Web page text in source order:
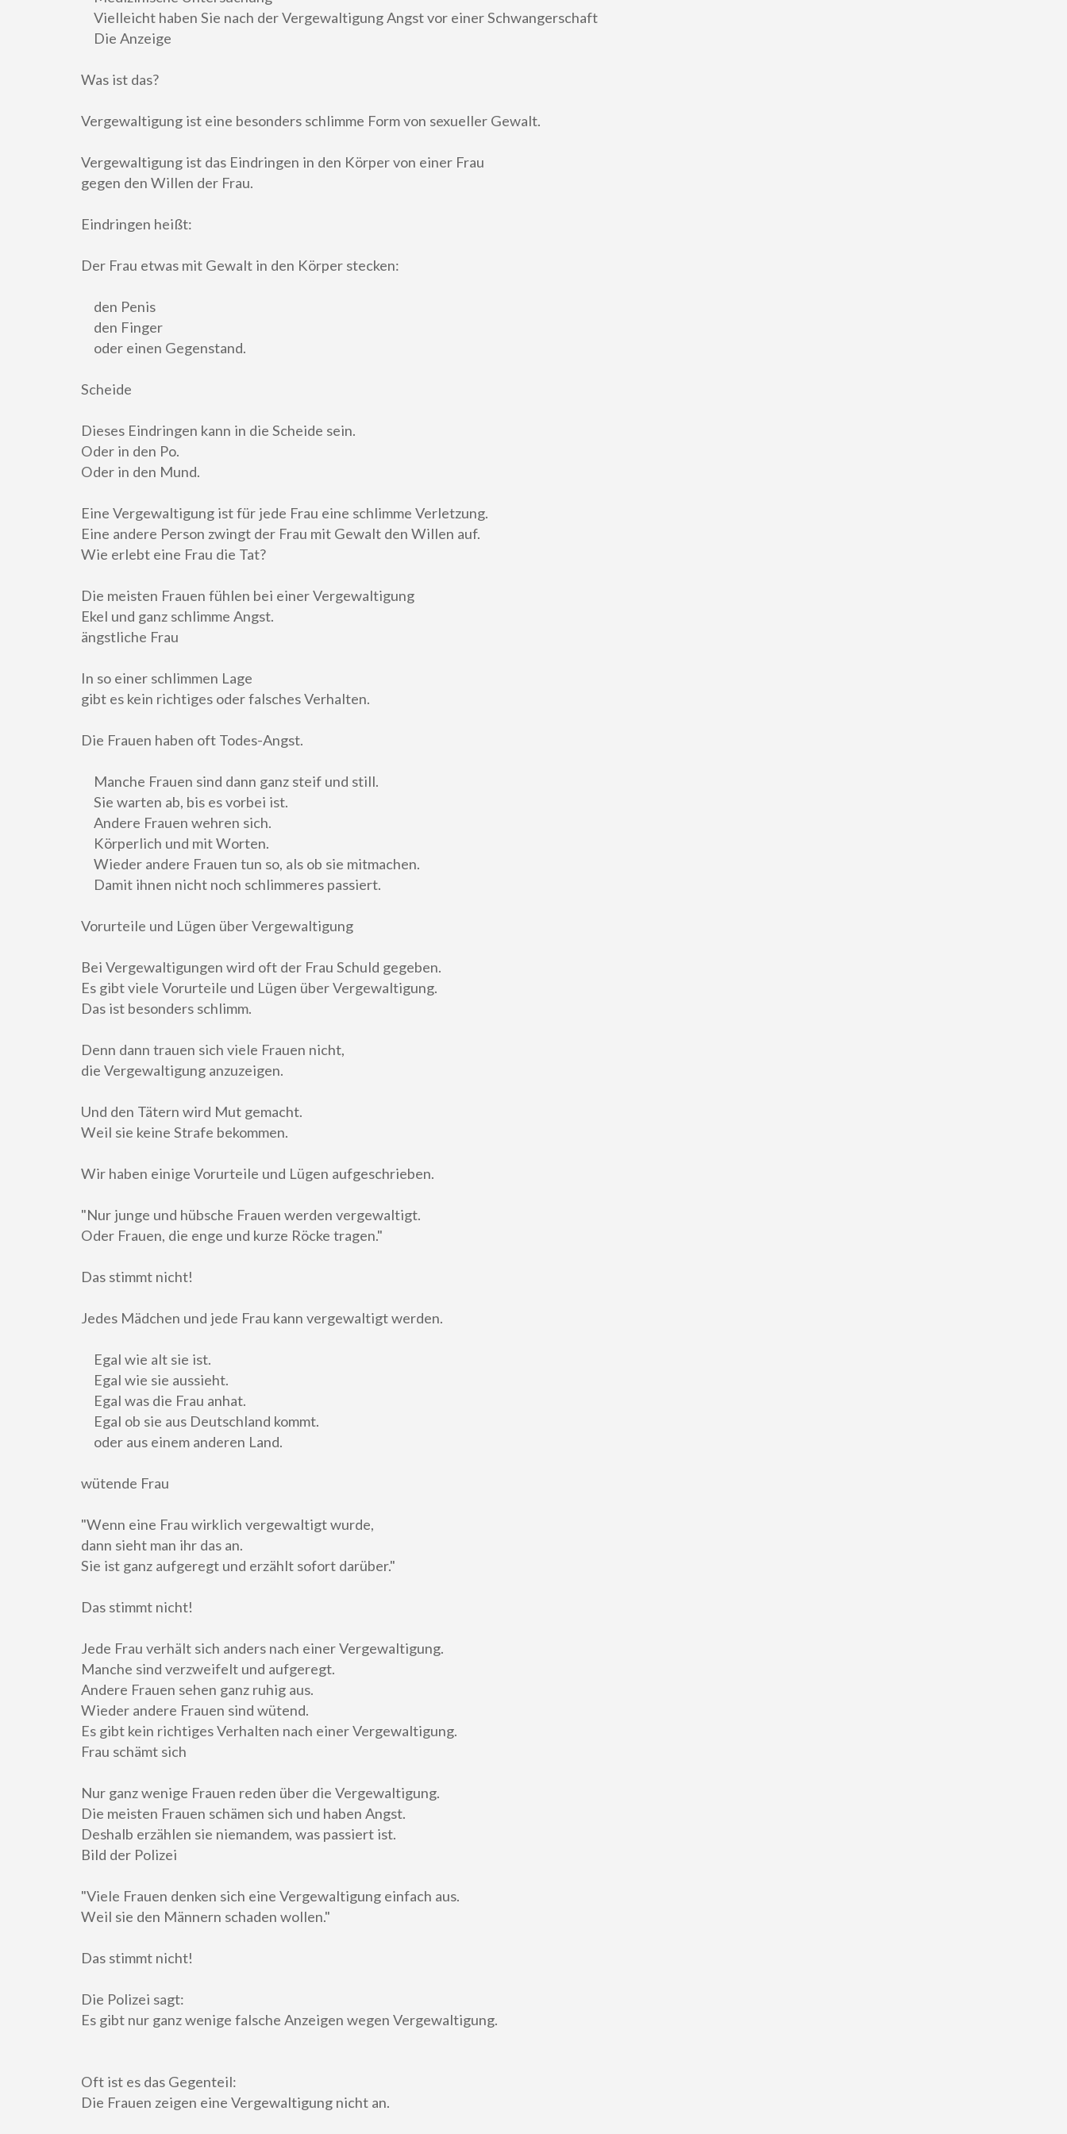
Vielleicht haben Sie nach der Vergewaltigung Angst vor einer Schwangerschaft
Die Anzeige
Was ist das?
Vergewaltigung ist eine besonders schlimme Form von sexueller Gewalt.
Vergewaltigung ist das Eindringen in den Körper von einer Frau
gegen den Willen der Frau.
Eindringen heißt:
Der Frau etwas mit Gewalt in den Körper stecken:
den Penis
den Finger
oder einen Gegenstand.
Scheide
Dieses Eindringen kann in die Scheide sein.
Oder in den Po.
Oder in den Mund.
Eine Vergewaltigung ist für jede Frau eine schlimme Verletzung.
Eine andere Person zwingt der Frau mit Gewalt den Willen auf.
Wie erlebt eine Frau die Tat?
Die meisten Frauen fühlen bei einer Vergewaltigung
Ekel und ganz schlimme Angst.
ängstliche Frau
In so einer schlimmen Lage
gibt es kein richtiges oder falsches Verhalten.
Die Frauen haben oft Todes-Angst.
Manche Frauen sind dann ganz steif und still.
Sie warten ab, bis es vorbei ist.
Andere Frauen wehren sich.
Körperlich und mit Worten.
Wieder andere Frauen tun so, als ob sie mitmachen.
Damit ihnen nicht noch schlimmeres passiert.
Vorurteile und Lügen über Vergewaltigung
Bei Vergewaltigungen wird oft der Frau Schuld gegeben.
Es gibt viele Vorurteile und Lügen über Vergewaltigung.
Das ist besonders schlimm.
Denn dann trauen sich viele Frauen nicht,
die Vergewaltigung anzuzeigen.
Und den Tätern wird Mut gemacht.
Weil sie keine Strafe bekommen.
Wir haben einige Vorurteile und Lügen aufgeschrieben.
"Nur junge und hübsche Frauen werden vergewaltigt.
Oder Frauen, die enge und kurze Röcke tragen."
Das stimmt nicht!
Jedes Mädchen und jede Frau kann vergewaltigt werden.
Egal wie alt sie ist.
Egal wie sie aussieht.
Egal was die Frau anhat.
Egal ob sie aus Deutschland kommt.
oder aus einem anderen Land.
wütende Frau
"Wenn eine Frau wirklich vergewaltigt wurde,
dann sieht man ihr das an.
Sie ist ganz aufgeregt und erzählt sofort darüber."
Das stimmt nicht!
Jede Frau verhält sich anders nach einer Vergewaltigung.
Manche sind verzweifelt und aufgeregt.
Andere Frauen sehen ganz ruhig aus.
Wieder andere Frauen sind wütend.
Es gibt kein richtiges Verhalten nach einer Vergewaltigung.
Frau schämt sich
Nur ganz wenige Frauen reden über die Vergewaltigung.
Die meisten Frauen schämen sich und haben Angst.
Deshalb erzählen sie niemandem, was passiert ist.
Bild der Polizei
"Viele Frauen denken sich eine Vergewaltigung einfach aus.
Weil sie den Männern schaden wollen."
Das stimmt nicht!
Die Polizei sagt:
Es gibt nur ganz wenige falsche Anzeigen wegen Vergewaltigung.
Oft ist es das Gegenteil:
Die Frauen zeigen eine Vergewaltigung nicht an.